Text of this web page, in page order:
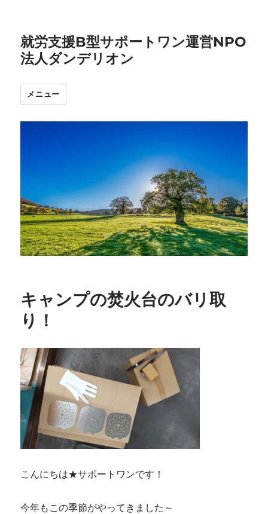
就労支援B型サポートワン運営NPO
法人ダンデリオン
メニュー
キャンプの焚火台のバリ取
り！
こんにちは★サポートワンです！
今年もこの季節がやってきました～